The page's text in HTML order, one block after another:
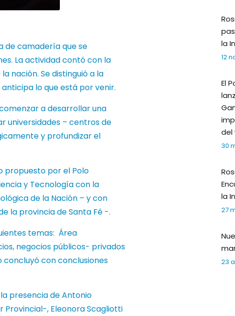
de camadería que se
La actividad contó con la
nación. Se distinguió a la
lo que está por venir.
a desarrollar una
universidades – centros de
y profundizar el
propuesto por el Polo
y Tecnología con la
de la Nación – y con
la provincia de Santa Fé -.
temas: Área
negocios públicos- privados
con conclusiones
presencia de Antonio
Provincial-, Eleonora Scagliotti
la
12
El
del
30
la
27
23